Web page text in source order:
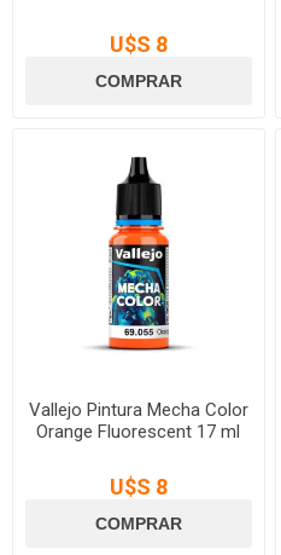
U$S 8
Vallejo Pintura Mecha Color
Orange Fluorescent 17 ml
U$S 8